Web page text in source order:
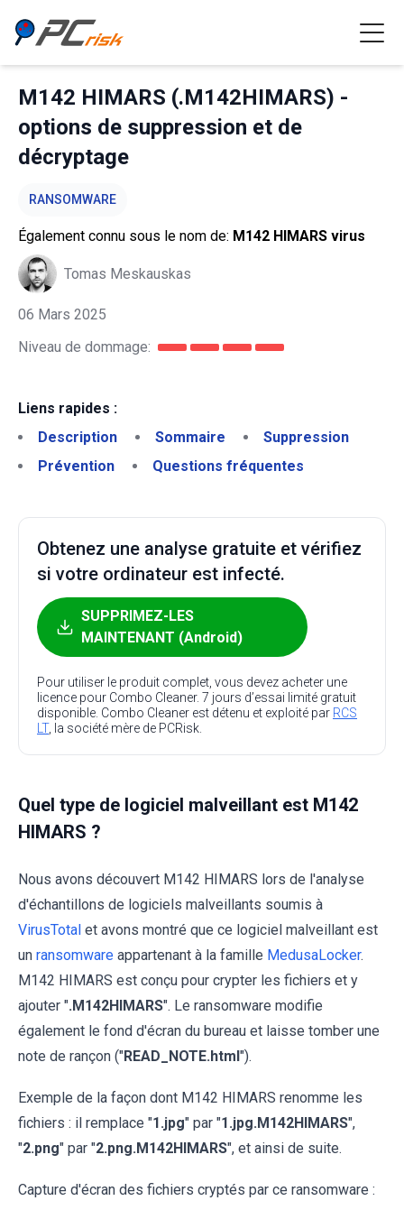
M142 HIMARS (.M142HIMARS) -
options de suppression et de
décryptage
RANSOMWARE
Également connu sous le nom de: M142 HIMARS virus
Tomas Meskauskas
06 Mars 2025
Niveau de dommage:
Liens rapides :
Description
Sommaire
Suppression
Prévention
Questions fréquentes
Obtenez une analyse gratuite et vérifiez
si votre ordinateur est infecté.
SUPPRIMEZ-LES
MAINTENANT (Android)
Pour utiliser le produit complet, vous devez acheter une
licence pour Combo Cleaner. 7 jours d’essai limité gratuit
disponible. Combo Cleaner est détenu et exploité par RCS
LT, la société mère de PCRisk.
Quel type de logiciel malveillant est M142
HIMARS ?
Nous avons découvert M142 HIMARS lors de l'analyse
d'échantillons de logiciels malveillants soumis à
VirusTotal et avons montré que ce logiciel malveillant est
un ransomware appartenant à la famille MedusaLocker.
M142 HIMARS est conçu pour crypter les fichiers et y
ajouter ".M142HIMARS". Le ransomware modifie
également le fond d'écran du bureau et laisse tomber une
note de rançon ("READ_NOTE.html").
Exemple de la façon dont M142 HIMARS renomme les
fichiers : il remplace "1.jpg" par "1.jpg.M142HIMARS",
"2.png" par "2.png.M142HIMARS", et ainsi de suite.
Capture d'écran des fichiers cryptés par ce ransomware :